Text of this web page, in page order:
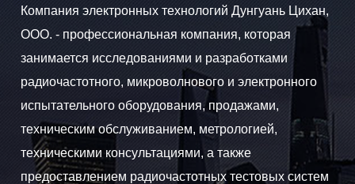
Компания электронных технологий Дунгуань Цихан,
ООО. - профессиональная компания, которая
занимается исследованиями и разработками
радиочастотного, микроволнового и электронного
испытательного оборудования, продажами,
техническим обслуживанием, метрологией,
техническими консультациями, а также
предоставлением радиочастотных тестовых систем